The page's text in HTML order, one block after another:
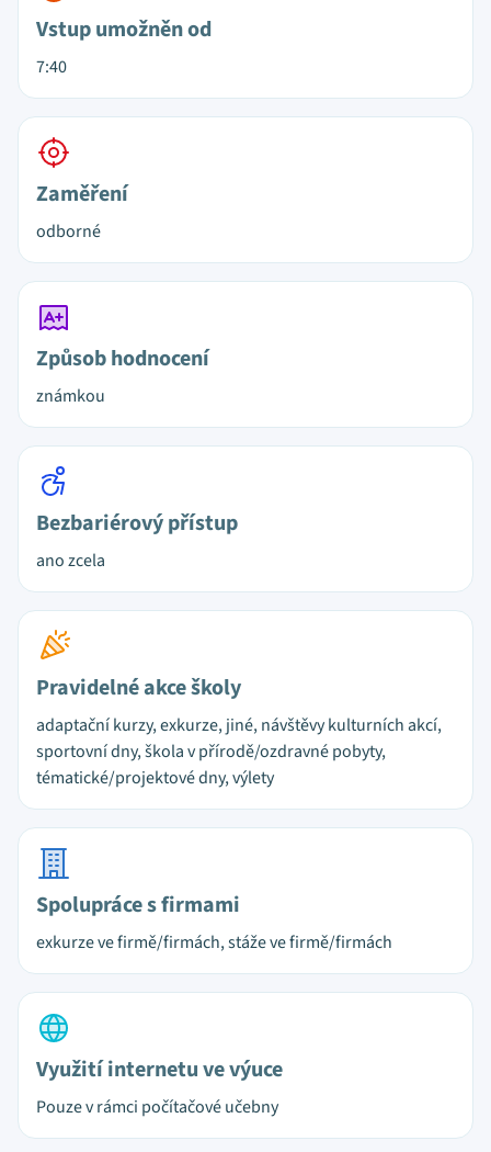
Vstup umožněn od
7:40
Zaměření
odborné
Způsob hodnocení
známkou
Bezbariérový přístup
ano zcela
Pravidelné akce školy
adaptační kurzy, exkurze, jiné, návštěvy kulturních akcí,
sportovní dny, škola v přírodě/ozdravné pobyty,
tématické/projektové dny, výlety
Spolupráce s firmami
exkurze ve firmě/firmách, stáže ve firmě/firmách
Využití internetu ve výuce
Pouze v rámci počítačové učebny